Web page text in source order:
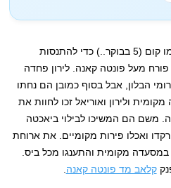
לירון ואוריאל השכימו קום (5 בבוקר..) כדי להתנסות
מעל פונטה קאנה. לירון פחדה
הבלון, אבל בסוף כמובן הם נחתו
ולירון ואוריאל זכו לחוות את
משם הם המשיכו לבילוי ביאכטה
ואכלו פירות מקומיים. את ארוחת
מקומית והתענגו מכל ביס.
קלאב מד פונטה קאנה